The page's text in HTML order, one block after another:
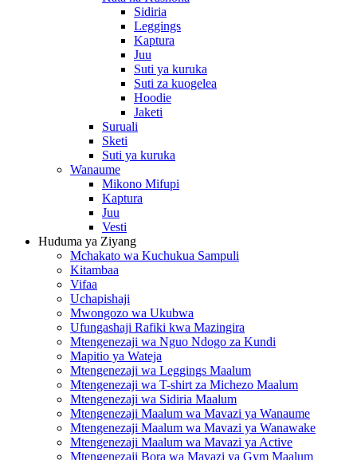
Sidiria
Leggings
Kaptura
Juu
Suti ya kuruka
Suti za kuogelea
Hoodie
Jaketi
Suruali
Sketi
Suti ya kuruka
Wanaume
Mikono Mifupi
Kaptura
Juu
Vesti
Huduma ya Ziyang
Mchakato wa Kuchukua Sampuli
Kitambaa
Vifaa
Uchapishaji
Mwongozo wa Ukubwa
Ufungashaji Rafiki kwa Mazingira
Mtengenezaji wa Nguo Ndogo za Kundi
Mapitio ya Wateja
Mtengenezaji wa Leggings Maalum
Mtengenezaji wa T-shirt za Michezo Maalum
Mtengenezaji wa Sidiria Maalum
Mtengenezaji Maalum wa Mavazi ya Wanaume
Mtengenezaji Maalum wa Mavazi ya Wanawake
Mtengenezaji Maalum wa Mavazi ya Active
Mtengenezaji Bora wa Mavazi ya Gym Maalum